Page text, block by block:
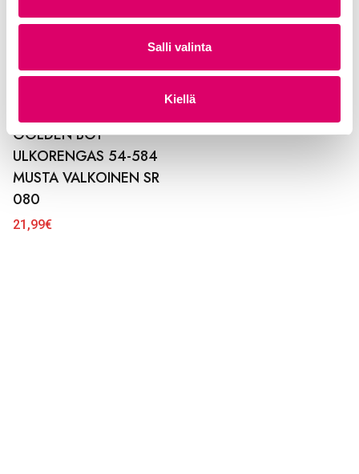
Salli valinta
Kiellä
GOLDEN BOY
ULKORENGAS 54-584
MUSTA VALKOINEN SR
080
21,99€